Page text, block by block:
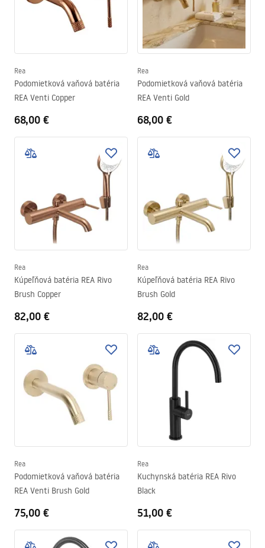
Rea
Podomietková vaňová batéria
REA Venti Copper
68,00 €
Rea
Podomietková vaňová batéria
REA Venti Gold
68,00 €
Rea
Kúpeľňová batéria REA Rivo
Brush Copper
82,00 €
Rea
Kúpeľňová batéria REA Rivo
Brush Gold
82,00 €
Rea
Podomietková vaňová batéria
REA Venti Brush Gold
75,00 €
Rea
Kuchynská batéria REA Rivo
Black
51,00 €